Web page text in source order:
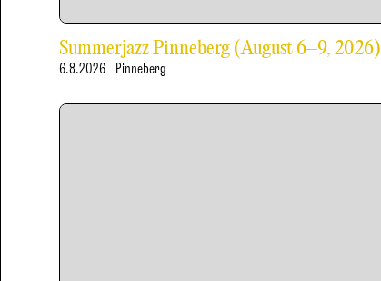
Summerjazz Pinneberg (August 6–9, 2026)
6.8.2026 Pinneberg